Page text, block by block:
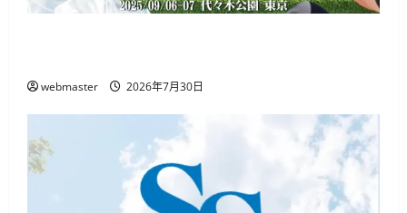
webmaster 2026年7月30日